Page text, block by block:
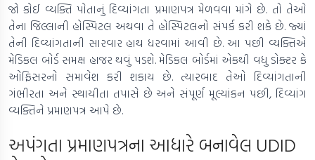
જો કોઈ વ્યક્તિ પોતાનું દિવ્યાંગતા પ્રમાણપત્ર મેળવવા માંગે છે. તો તેઓ
તેના જિલ્લાની હોસ્પિટલ અથવા તે હોસ્પિટલનો સંપર્ક કરી શકે છે. જ્યાં
તેની દિવ્યાંગતાની સારવાર હાથ ધરવામાં આવી છે. આ પછી વ્યક્તિએ
મેડિકલ બોર્ડ સમક્ષ હાજર થવું પડશે. મેડિકલ બોર્ડમાં એકથી વધુ ડોક્ટર કે
ઓફિસરનો સમાવેશ કરી શકાય છે. ત્યારબાદ તેઓ દિવ્યાંગતાની
ગંભીરતા અને સ્થાયીતા તપાસે છે અને સંપૂર્ણ મૂલ્યાંકન પછી, દિવ્યાંગ
વ્યક્તિને પ્રમાણપત્ર આપે છે.
અપંગતા પ્રમાણપત્રના આધારે બનાવેલ UDID